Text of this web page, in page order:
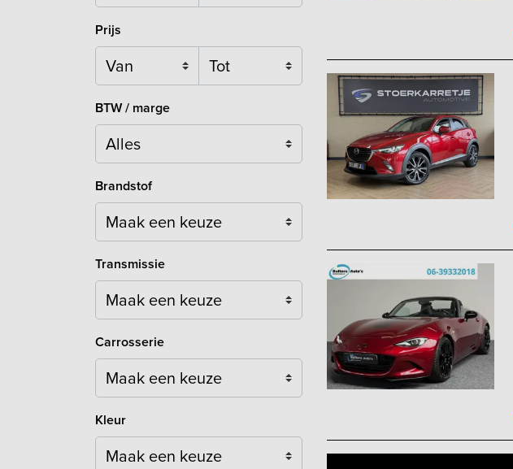
Prijs
BTW / marge
Brandstof
Maak een keuze
Transmissie
Carrosserie
Maak een keuze
Kleur
Maak een keuze